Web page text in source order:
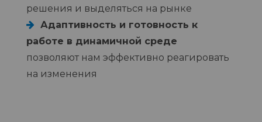
решения и выделяться на рынке
Адаптивность и готовность к
работе в динамичной среде
позволяют нам эффективно реагировать
на изменения